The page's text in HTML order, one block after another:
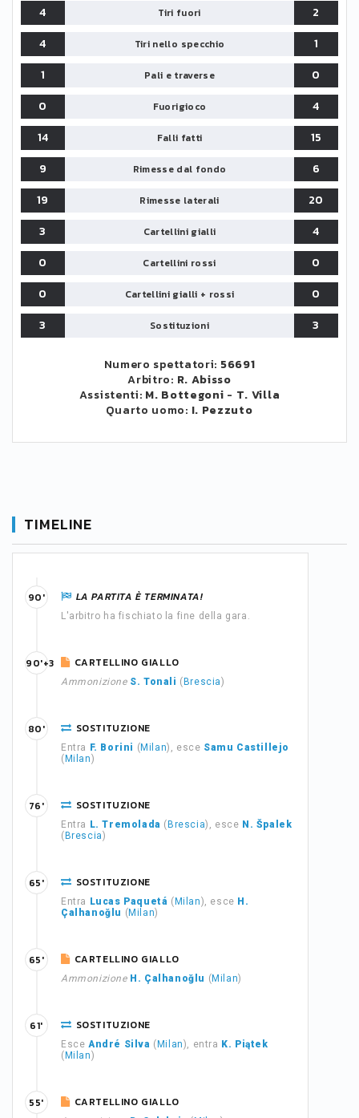
4 Tiri fuori
2
4
Tiri nello specchio
1
1
Pali e traverse
0
0
Fuorigioco
4
14
Falli fatti
15
9
Rimesse dal fondo
6
19
Rimesse laterali
20
3
Cartellini gialli
4
0
Cartellini rossi
0
0
Cartellini gialli + rossi
0
3
Sostituzioni 3
Numero spettatori: 56691
Arbitro: R. Abisso
Assistenti: M. Bottegoni - T. Villa
Quarto uomo: I. Pezzuto
TIMELINE
LA PARTITA È TERMINATA!
L'arbitro ha fischiato la fine della gara.
90'
CARTELLINO GIALLO
Ammonizione S. Tonali ( Brescia)
90'+3
SOSTITUZIONE
Entra F. Borini ( Milan), esce Samu Castillejo
( Milan)
80'
SOSTITUZIONE
Entra L. Tremolada ( Brescia), esce N. Špalek
( Brescia)
76'
SOSTITUZIONE
Entra Lucas Paquetá ( Milan), esce H.
Çalhanoğlu ( Milan)
65'
CARTELLINO GIALLO
Ammonizione H. Çalhanoğlu ( Milan)
65'
SOSTITUZIONE
Esce André Silva ( Milan), entra K. Piątek
( Milan)
61'
CARTELLINO GIALLO
55'